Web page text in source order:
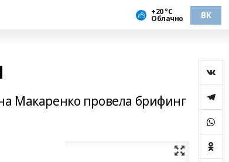
+20 °С
Облачно ВК
Макаренко провела брифинг